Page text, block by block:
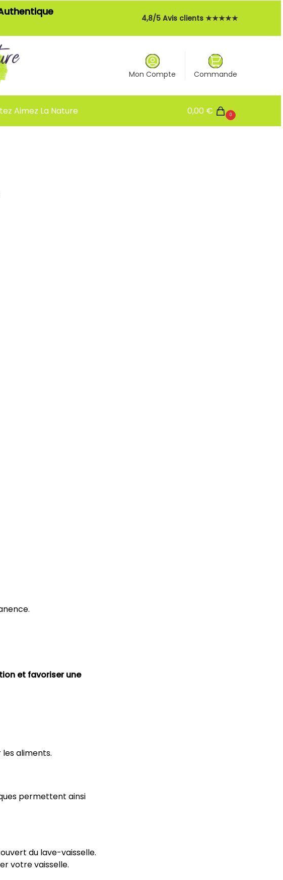
4,8/5 Avis clients ★★★★★
Mon Compte Commande
Aimez La Nature 0,00 € 0
et favoriser une
les aliments.
permettent ainsi
du lave-vaisselle.
votre vaisselle.